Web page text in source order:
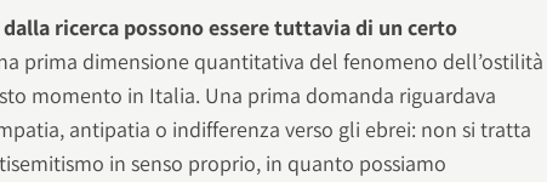
ricerca possono essere tuttavia di un certo
prima dimensione quantitativa del fenomeno dell’ostilità
momento in Italia. Una prima domanda riguardava
antipatia o indifferenza verso gli ebrei: non si tratta
in senso proprio, in quanto possiamo